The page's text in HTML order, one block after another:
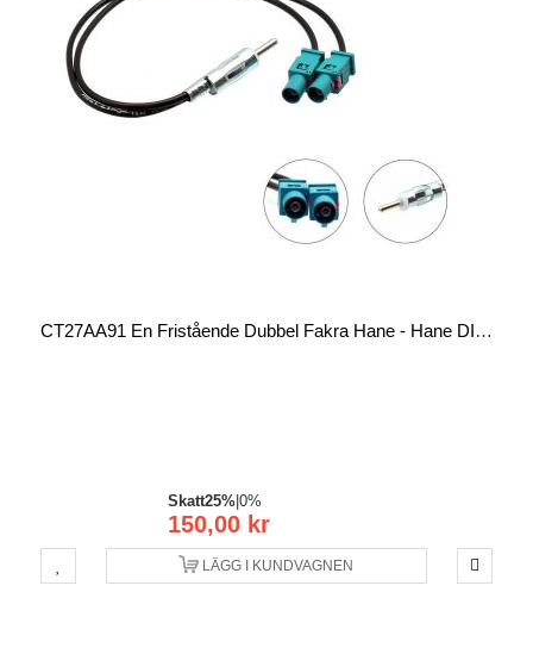
CT27AA91 En Fristående Dubbel Fakra Hane - Hane DIN Antenna Adapter
150,00 kr
Skatt25%| 0%
LÄGG I KUNDVAGNEN